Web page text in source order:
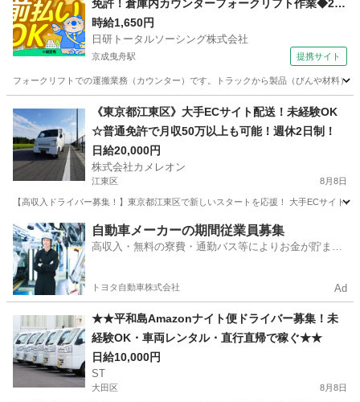
免許！倉庫内カウンターフォークリフト作業◆20
代～30代活躍中
時給1,650円
日研トータルソーシング株式会社
京成曳舟駅 提携サイト
フォークリフトでの運搬業務（カウンター）です。トラックから製品（びんや材料）
京成曳舟駅 ドライバー
《東京都江東区》大手ECサイト配送！未経験OK
☆普通免許で月収50万以上も可能！週休2日制！
日給20,000円
株式会社カメレオン
江東区 8月8日
【高収入ドライバー募集！】東京都江東区で新しいスタートを応援！ 大手ECサイ
東京 江東区 ドライバー 積み込み
自動車メーカーの期間従業員募集
高収入・無料の寮費・通勤バス等によりお金が貯まり
トヨタ自動車株式会社 Ad
★★平和島Amazonナイト便ドライバー募集！未
経験OK・車両レンタル・直行直帰で稼ぐ★★
日給10,000円
ST
大田区 8月8日